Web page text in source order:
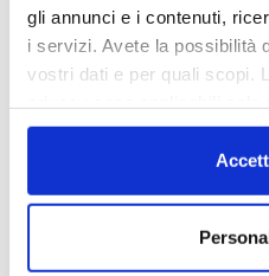
gli annunci e i contenuti,
i servizi. Avete la possibilità
vostri dati e per quali scopi.
in cui avete effettuato le
modificare o revocare il
momento dalla
Con una modesta spesa
Publiacqua può mettersi